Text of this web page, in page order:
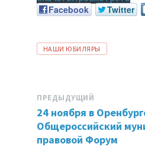
Facebook
Twitter
ТЕГИ:
НАШИ ЮБИЛЯРЫ
ПРЕДЫДУЩИЙ
24 ноября в
Общероссийский
правовой Форум